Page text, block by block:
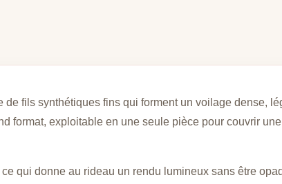
fils synthétiques fins qui forment un voilage dense,
format, exploitable en une seule pièce pour couvrir
qui donne au rideau un rendu lumineux sans être